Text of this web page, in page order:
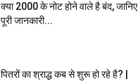
क्या 2000 के नोट होने वाले है बंद, जानिए
पूरी जानकारी...
पितरों का श्राद्ध कब से शुरू हो रहे है? |